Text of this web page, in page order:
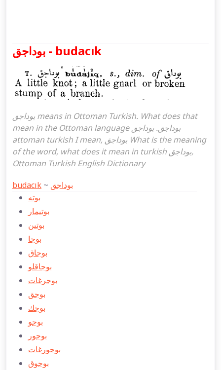
بوداجق - budacık
بوداجق means in Ottoman Turkish. What does that
mean in the Ottoman language بوداجق. بوداجق
attoman turkish I mean, بوداجق What is the meaning
of the word, what does it mean in turkish بوداجق,
Ottoman Turkish English Dictionary
budacık ~ بوداجق
بوته
بوتیمار
بوتين
بوجا
بوجاق
بوجاقلو
بوجرغات
بوجق
بوجك
بوجو
بوجور
بوجورغات
بوجوق